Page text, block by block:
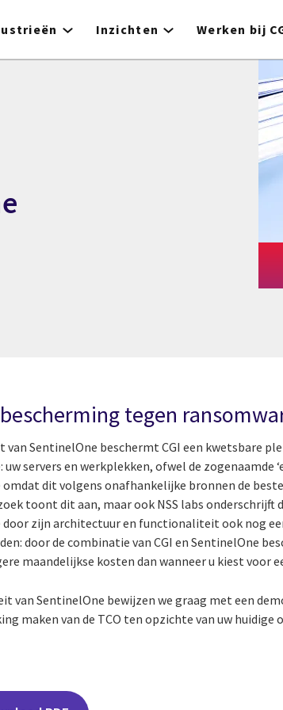
Inzichten Werken bij
tegen
van SentinelOne beschermt CGI een kwetsbare
uw servers en werkplekken, ofwel de zogenaamde
omdat dit volgens onafhankelijke bronnen de
toont dit aan, maar ook NSS labs
zijn architectuur en functionaliteit ook nog
door de combinatie van CGI en SentinelOne
maandelijkse kosten dan wanneer u kiest voor
van SentinelOne bewijzen we graag met een
maken van de TCO ten opzichte van uw